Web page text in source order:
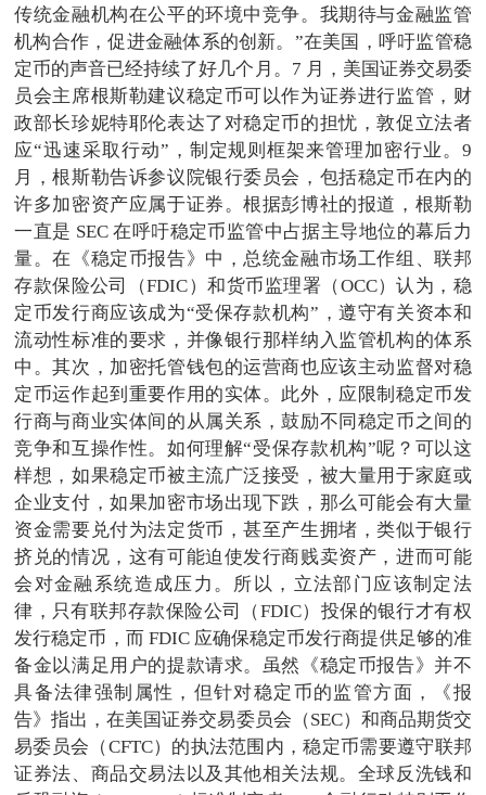
传统金融机构在公平的环境中竞争。我期待与金融监管
机构合作，促进金融体系的创新。”在美国，呼吁监管稳
定币的声音已经持续了好几个月。7 月，美国证券交易委
员会主席根斯勒建议稳定币可以作为证券进行监管，财
政部长珍妮特耶伦表达了对稳定币的担忧，敦促立法者
应“迅速采取行动”，制定规则框架来管理加密行业。9
月，根斯勒告诉参议院银行委员会，包括稳定币在内的
许多加密资产应属于证券。根据彭博社的报道，根斯勒
一直是 SEC 在呼吁稳定币监管中占据主导地位的幕后力
量。在《稳定币报告》中，总统金融市场工作组、联邦
存款保险公司（FDIC）和货币监理署（OCC）认为，稳
定币发行商应该成为“受保存款机构”，遵守有关资本和
流动性标准的要求，并像银行那样纳入监管机构的体系
中。其次，加密托管钱包的运营商也应该主动监督对稳
定币运作起到重要作用的实体。此外，应限制稳定币发
行商与商业实体间的从属关系，鼓励不同稳定币之间的
竞争和互操作性。如何理解“受保存款机构”呢？可以这
样想，如果稳定币被主流广泛接受，被大量用于家庭或
企业支付，如果加密市场出现下跌，那么可能会有大量
资金需要兑付为法定货币，甚至产生拥堵，类似于银行
挤兑的情况，这有可能迫使发行商贱卖资产，进而可能
会对金融系统造成压力。所以，立法部门应该制定法
律，只有联邦存款保险公司（FDIC）投保的银行才有权
发行稳定币，而 FDIC 应确保稳定币发行商提供足够的准
备金以满足用户的提款请求。虽然《稳定币报告》并不
具备法律强制属性，但针对稳定币的监管方面，《报
告》指出，在美国证券交易委员会（SEC）和商品期货交
易委员会（CFTC）的执法范围内，稳定币需要遵守联邦
证券法、商品交易法以及其他相关法规。全球反洗钱和